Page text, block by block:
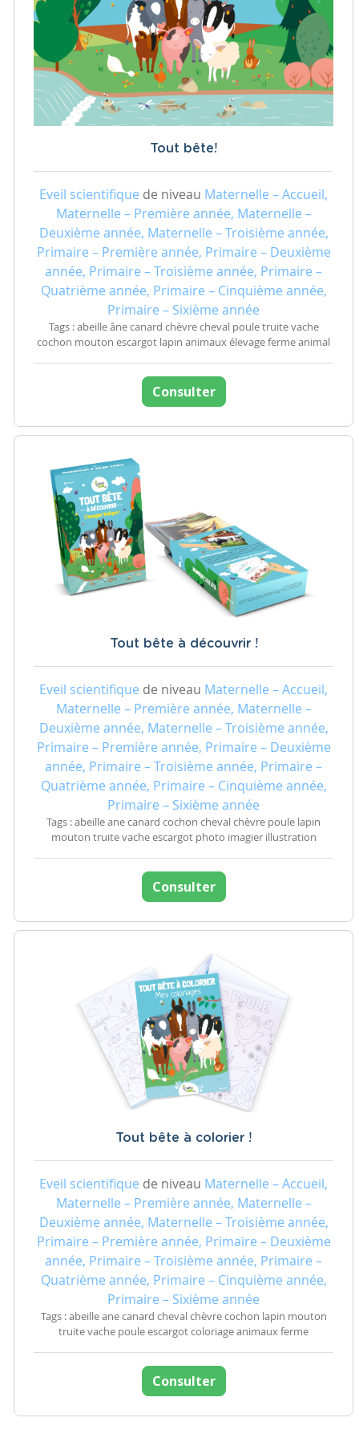
Tout bête!
Eveil scientifique de niveau Maternelle – Accueil,
Maternelle – Première année, Maternelle –
Deuxième année, Maternelle – Troisième année,
Primaire – Première année, Primaire – Deuxième
année, Primaire – Troisième année, Primaire –
Quatrième année, Primaire – Cinquième année,
Primaire – Sixième année
Tags : abeille âne canard chèvre cheval poule truite vache
cochon mouton escargot lapin animaux élevage ferme animal
Consulter
Tout bête à découvrir !
Eveil scientifique de niveau Maternelle – Accueil,
Maternelle – Première année, Maternelle –
Deuxième année, Maternelle – Troisième année,
Primaire – Première année, Primaire – Deuxième
année, Primaire – Troisième année, Primaire –
Quatrième année, Primaire – Cinquième année,
Primaire – Sixième année
Tags : abeille ane canard cochon cheval chèvre poule lapin
mouton truite vache escargot photo imagier illustration
Consulter
Tout bête à colorier !
Eveil scientifique de niveau Maternelle – Accueil,
Maternelle – Première année, Maternelle –
Deuxième année, Maternelle – Troisième année,
Primaire – Première année, Primaire – Deuxième
année, Primaire – Troisième année, Primaire –
Quatrième année, Primaire – Cinquième année,
Primaire – Sixième année
Tags : abeille ane canard cheval chèvre cochon lapin mouton
truite vache poule escargot coloriage animaux ferme
Consulter